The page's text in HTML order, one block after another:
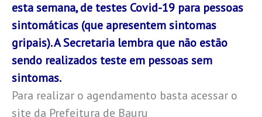
esta semana, de testes Covid-19 para pessoas
sintomáticas (que apresentem sintomas
gripais). A Secretaria lembra que não estão
sendo realizados teste em pessoas sem
sintomas.
Para realizar o agendamento basta acessar o
site da Prefeitura de Bauru